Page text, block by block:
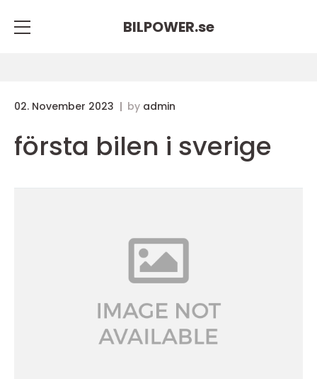
BILPOWER.se
02. November 2023 by admin
första bilen i sverige